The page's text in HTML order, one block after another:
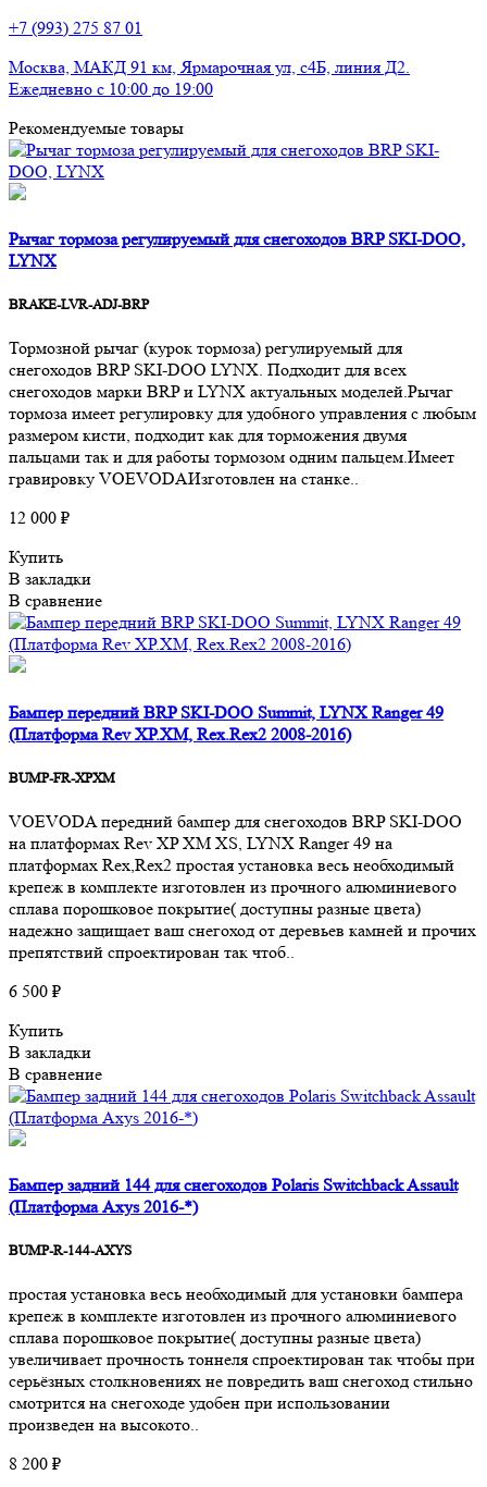
+7 (993) 275 87 01
Москва, МАКД 91 км, Ярмарочная ул, с4Б, линия Д2.
Ежедневно с 10:00 до 19:00
Рекомендуемые товары
Рычаг тормоза регулируемый для снегоходов BRP SKI-DOO,
LYNX
BRAKE-LVR-ADJ-BRP
Тормозной рычаг (курок тормоза) регулируемый для
снегоходов BRP SKI-DOO LYNX. Подходит для всех
снегоходов марки BRP и LYNX актуальных моделей.Рычаг
тормоза имеет регулировку для удобного управления с любым
размером кисти, подходит как для торможения двумя
пальцами так и для работы тормозом одним пальцем.Имеет
гравировку VOEVODAИзготовлен на станке..
12 000 ₽
Купить
В закладки
В сравнение
Бампер передний BRP SKI-DOO Summit, LYNX Ranger 49
(Платформа Rev XP.XM, Rex.Rex2 2008-2016)
BUMP-FR-XPXM
VOEVODA передний бампер для снегоходов BRP SKI-DOO
на платформах Rev XP XM XS, LYNX Ranger 49 на
платформах Rex,Rex2 простая установка весь необходимый
крепеж в комплекте изготовлен из прочного алюминиевого
сплава порошковое покрытие( доступны разные цвета)
надежно защищает ваш снегоход от деревьев камней и прочих
препятствий cпроектирован так чтоб..
6 500 ₽
Купить
В закладки
В сравнение
Бампер задний 144 для снегоходов Polaris Switchback Assault
(Платформа Axys 2016-*)
BUMP-R-144-AXYS
простая установка весь необходимый для установки бампера
крепеж в комплекте изготовлен из прочного алюминиевого
сплава порошковое покрытие( доступны разные цвета)
увеличивает прочность тоннеля спроектирован так чтобы при
серьёзных столкновениях не повредить ваш снегоход стильно
смотрится на снегоходе удобен при использовании
произведен на высокото..
8 200 ₽